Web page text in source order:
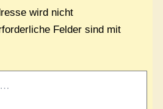
wird nicht
Felder sind mit